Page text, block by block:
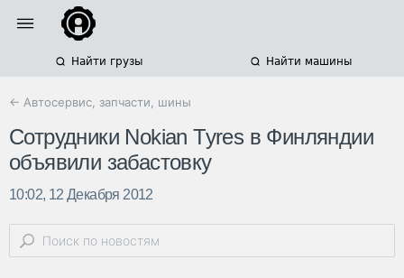
Найти грузы Найти машины
← Автосервис, запчасти, шины
Сотрудники Nokian Tyres в Финляндии
объявили забастовку
10:02, 12 Декабря 2012